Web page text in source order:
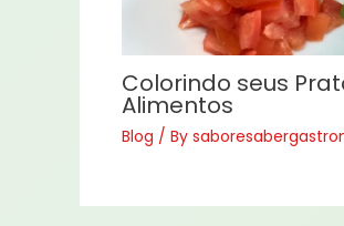
Colorindo seus
Alimentos
Blog / By